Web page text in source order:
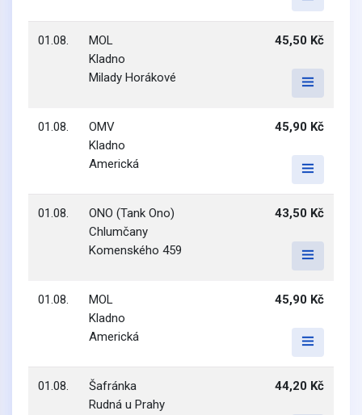
01.08.
MOL
Kladno
Milady Horákové
45,50 Kč
01.08.
OMV
Kladno
Americká
45,90 Kč
01.08.
ONO (Tank Ono)
Chlumčany
Komenského 459
43,50 Kč
01.08.
MOL
Kladno
Americká
45,90 Kč
01.08.
Šafránka
Rudná u Prahy
44,20 Kč